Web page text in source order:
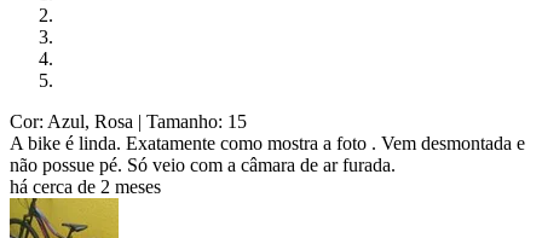
Cor: Azul, Rosa | Tamanho: 15
A bike é linda. Exatamente como mostra a foto . Vem desmontada e
não possue pé. Só veio com a câmara de ar furada.
há cerca de 2 meses